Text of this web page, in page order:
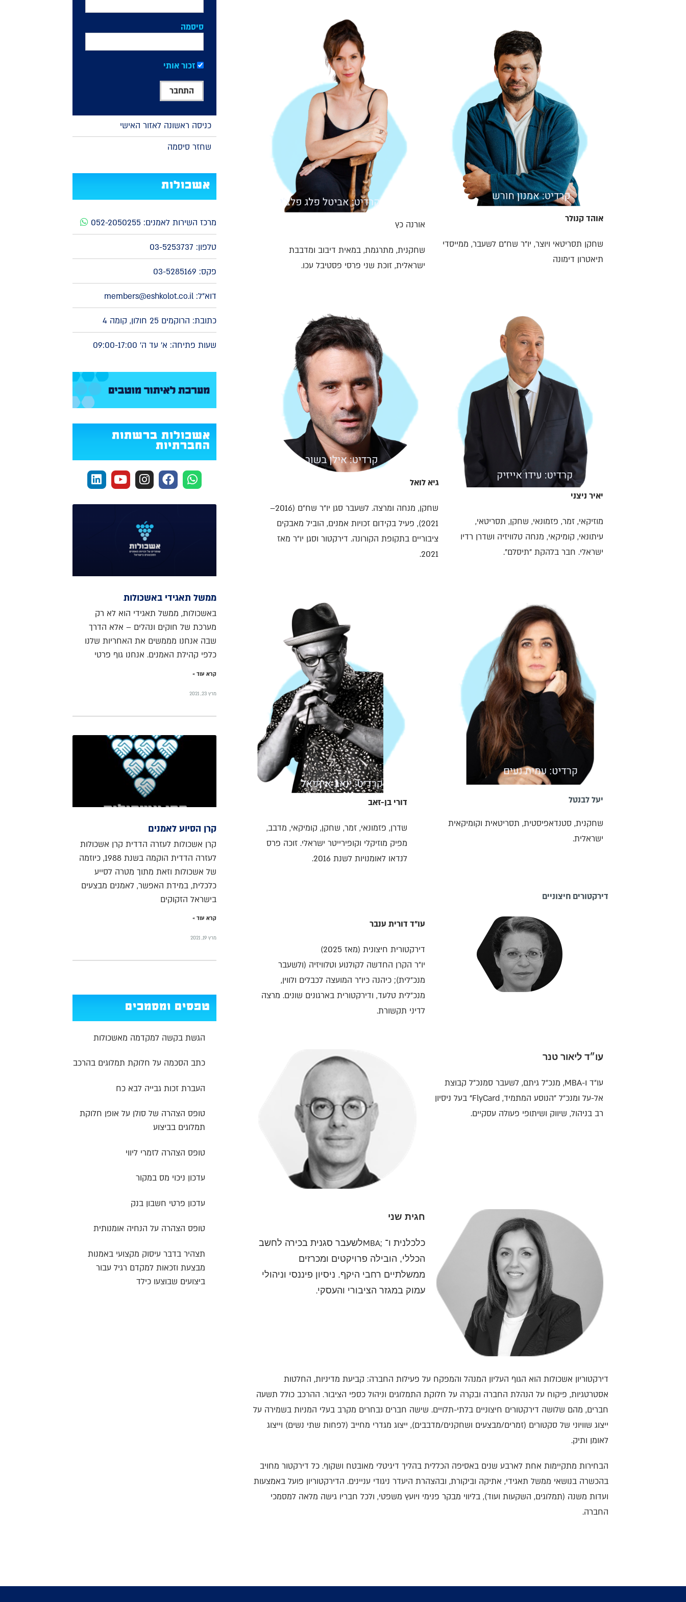
אוהד קנולר
שחקן תסריטאי ויוצר, יו"ר שח"ם לשעבר, ממייסדי
תיאטרון דימונה
אורנה כץ
שחקנית, מתרגמת, במאית דיבוב ומדבבת
ישראלית, זוכת שני פרסי פסטיבל עכו.
יאיר ניצני
מוזיקאי, זמר, פזמונאי, שחקן, תסריטאי,
עיתונאי, קומיקאי, מנחה טלוויזיה ושדרן רדיו
ישראלי. חבר בלהקת "תיסלם".
גיא לואל
שחקן, מנחה ומרצה. לשעבר סגן יו״ר שח״ם (2016–
2021), פעיל בקידום זכויות אמנים, הוביל מאבקים
ציבוריים בתקופת הקורונה. דירקטור וסגן יו״ר מאז
2021.
יעל לבנטל
שחקנית, סטנדאפיסטית, תסריטאית וקומיקאית
ישראלית.
דורי בן-זאב
שדרן, פזמונאי, זמר, שחקן, קומיקאי, מדבב,
מפיק מוזיקלי וקופירייטר ישראלי. זוכה פרס
לנדאו לאומנויות לשנת 2016.
דירקטורים חיצוניים
עו״ד דורית ענבר
דירקטורית חיצונית (מאז 2025)
יו״ר הקרן החדשה לקולנוע וטלוויזיה (ולשעבר
מנכ״לית); כיהנה כיו״ר המועצה לכבלים ולווין,
מנכ״לית טלעד, ודירקטורית בארגונים שונים. מרצה
לדיני תקשורת.
עו״ד ליאור טנר
עו״ד ו-MBA, מנכ״ל גיתם, לשעבר סמנכ״ל קבוצת
אל-על ומנכ״ל "הנוסע המתמיד, FlyCard" בעל ניסיון
רב בניהול, שיווק ושיתופי פעולה עסקיים.
חגית שני
כלכלנית ו־ MBA;לשעבר סגנית בכירה לחשב
הכללי, הובילה פרויקטים ומכרזים
ממשלתיים רחבי היקף. ניסיון פיננסי וניהולי
עמוק במגזר הציבורי והעסקי.
דירקטוריון אשכולות הוא הגוף העליון המנהל והמפקח על פעילות החברה: קביעת מדיניות, החלטות
אסטרטגיות, פיקוח על הנהלת החברה ובקרה על חלוקת התמלוגים וניהול כספי הציבור. ההרכב כולל תשעה
חברים, מהם שלושה דירקטורים חיצוניים בלתי-תלויים. שישה חברים נבחרים מקרב בעלי המניות בשמירה על
ייצוג שוויוני של סקטורים (זמרים/מבצעים ושחקנים/מדבבים), ייצוג מגדרי מחייב (לפחות שתי נשים) וייצוג
לאומן ותיק.
הבחירות מתקיימות אחת לארבע שנים באסיפה הכללית בהליך דיגיטלי מאובטח ושקוף. כל דירקטור מחויב
בהכשרה בנושאי ממשל תאגידי, אתיקה וביקורת, ובהצהרת היעדר ניגודי עניינים. הדירקטוריון פועל באמצעות
ועדות משנה (תמלוגים, השקעות ועוד), בליווי מבקר פנימי ויועץ משפטי, ולכל חבריו גישה מלאה למסמכי
החברה.
סיסמה
זכור אותי
כניסה ראשונה לאזור האישי
שחזר סיסמה
אשכולות
מרכז השירות לאמנים: 052-2050255
טלפון: 03-5253737
פקס: 03-5285169
דוא"ל: members@eshkolot.co.il
כתובת: הרוקמים 25 חולון, קומה 4
שעות פתיחה: א' עד ה' 09:00-17:00
אשכולות ברשתות
החברתיות
ממשל תאגידי באשכולות
באשכולות, ממשל תאגידי הוא לא רק
מערכת של חוקים ונהלים – אלא הדרך
שבה אנחנו מממשים את האחריות שלנו
כלפי קהילת האמנים. אנחנו גוף פרטי
קרא עוד »
מרץ 23, 2021
קרן הסיוע לאמנים
קרן אשכולות לעזרה הדדית קרן אשכולות
לעזרה הדדית הוקמה בשנת 1988, כיוזמה
של אשכולות וזאת מתוך מטרה לסייע
כלכלית, במידת האפשר, לאמנים מבצעים
בישראל הזקוקים
קרא עוד »
מרץ 19, 2021
טפסים ומסמכים
הגשת בקשה למקדמה מאשכולות
כתב הסכמה על חלוקת תמלוגים בהרכב
העברת זכות גבייה לבא כח
טופס הצהרה של סולן על אופן חלוקת
תמלוגים בביצוע
טופס הצהרה לזמרי ליווי
עדכון ניכוי מס במקור
עדכון פרטי חשבון בנק
טופס הצהרה על הנחיה אומנותית
תצהיר בדבר עיסוק מקצועי באמנות
מבצעת וזכאות למקדם רגיל עבור
ביצועים שבוצעו כילד